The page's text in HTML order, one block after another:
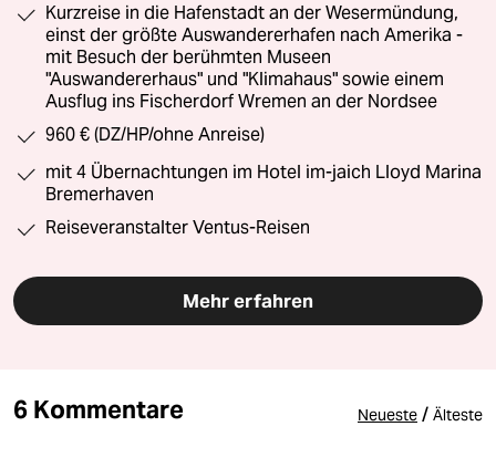
Kurzreise in die Hafenstadt an der Wesermündung,
einst der größte Auswandererhafen nach Amerika -
mit Besuch der berühmten Museen
"Auswandererhaus" und "Klimahaus" sowie einem
Ausflug ins Fischerdorf Wremen an der Nordsee
960 € (DZ/HP/ohne Anreise)
mit 4 Übernachtungen im Hotel im-jaich Lloyd Marina
Bremerhaven
Reiseveranstalter Ventus-Reisen
Mehr erfahren
6 Kommentare Neueste / Älteste